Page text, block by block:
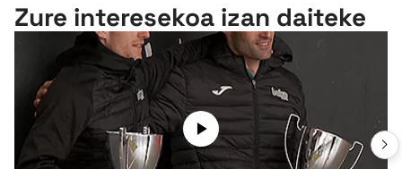
Zure interesekoa izan daiteke